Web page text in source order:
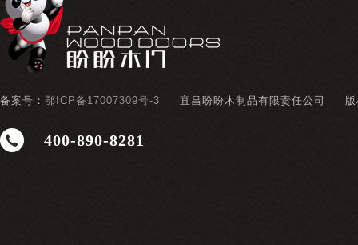
备案号： 鄂ICP备17007309号-3 宜昌盼盼木制品有限责任公司
400-890-8281